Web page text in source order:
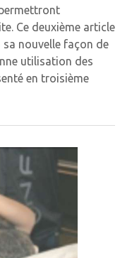
Ce deuxième article
nouvelle façon de
utilisation des
en troisième